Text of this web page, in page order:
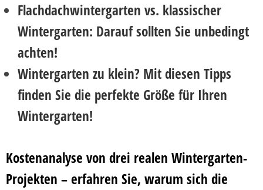
Flachdachwintergarten vs. klassischer
Wintergarten: Darauf sollten Sie unbedingt
achten!
Wintergarten zu klein? Mit diesen Tipps
finden Sie die perfekte Größe für Ihren
Wintergarten!
Kostenanalyse von drei realen Wintergarten-
Projekten – erfahren Sie, warum sich die